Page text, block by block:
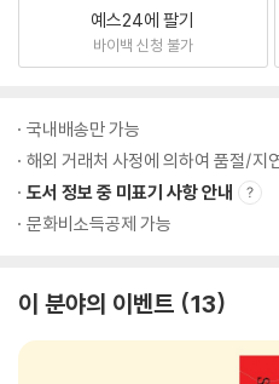
예스24에 팔기
바이백 신청 불가
국내배송만 가능
해외 거래처 사정에 의하여 품절/지
도서 정보 중 미표기 사항 안내
문화비소득공제 가능
이 분야의 이벤트 13